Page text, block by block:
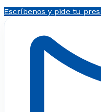
Escríbenos y pide tu